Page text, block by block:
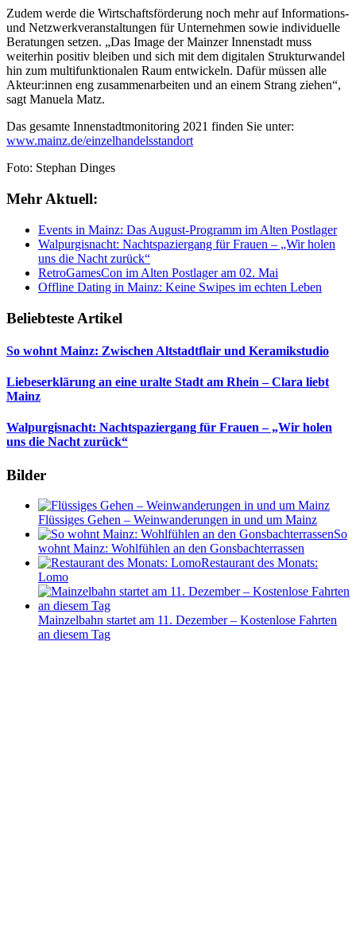
Zudem werde die Wirtschaftsförderung noch mehr auf Informations-
und Netzwerkveranstaltungen für Unternehmen sowie individuelle
Beratungen setzen. „Das Image der Mainzer Innenstadt muss
weiterhin positiv bleiben und sich mit dem digitalen Strukturwandel
hin zum multifunktionalen Raum entwickeln. Dafür müssen alle
Akteur:innen eng zusammenarbeiten und an einem Strang ziehen“,
sagt Manuela Matz.
Das gesamte Innenstadtmonitoring 2021 finden Sie unter:
www.mainz.de/einzelhandelsstandort
Foto: Stephan Dinges
Mehr Aktuell:
Events in Mainz: Das August-Programm im Alten Postlager
Walpurgisnacht: Nachtspaziergang für Frauen – „Wir holen
uns die Nacht zurück“
RetroGamesCon im Alten Postlager am 02. Mai
Offline Dating in Mainz: Keine Swipes im echten Leben
Beliebteste Artikel
So wohnt Mainz: Zwischen Altstadtflair und Keramikstudio
Liebeserklärung an eine uralte Stadt am Rhein – Clara liebt
Mainz
Walpurgisnacht: Nachtspaziergang für Frauen – „Wir holen
uns die Nacht zurück“
Bilder
Flüssiges Gehen – Weinwanderungen in und um Mainz
So
wohnt Mainz: Wohlfühlen an den Gonsbachterrassen
Restaurant des Monats:
Lomo
Mainzelbahn startet am 11. Dezember – Kostenlose Fahrten
an diesem Tag